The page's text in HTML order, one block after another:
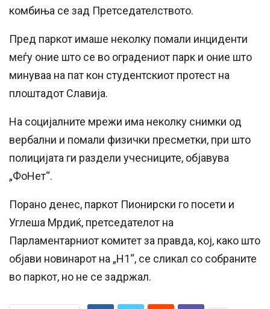
комбиња се зад Претседателството.
Пред паркот имаше неколку помали инциденти
меѓу оние што се во оградениот парк и оние што
минуваа на пат кон студентскиот протест на
плоштадот Славија.
На социјалните мрежи има неколку снимки од
вербални и помали физички пресметки, при што
полицијата ги раздели учесниците, објавува
„ФоНет“.
Порано денес, паркот Пионирски го посети и
Углеша Мрдиќ, претседателот на
Парламентарниот комитет за правда, кој, како што
објави новинарот на „Н1“, се сликал со собраните
во паркот, но не се задржал.